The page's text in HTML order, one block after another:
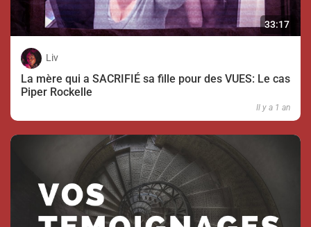
33:17
Liv
La mère qui a SACRIFIÉ sa fille pour des VUES: Le cas
Piper Rockelle
Il y a 1 an